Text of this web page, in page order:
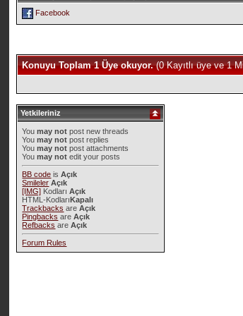
Facebook
Konuyu Toplam 1 Üye okuyor.(0 Kayıtlı üye ve 1
Yetkileriniz
Youmay not post new threads
Youmay not post replies
Youmay not post attachments
Youmay not edit your posts
BB code isAçık
Smileler Açık
[IMG] KodlarıAçık
HTML-KodlarıKapalı
Trackbacks areAçık
Pingbacks areAçık
Refbacks areAçık
Forum Rules